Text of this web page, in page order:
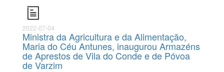
2022-07-04
Ministra da Agricultura e da Alimentação,
Maria do Céu Antunes, inaugurou Armazéns
de Aprestos de Vila do Conde e de Póvoa
de Varzim